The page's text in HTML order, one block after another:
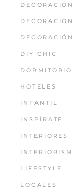
DIY CHIC
HOTELES
INFANTIL
INSPÍRATE
INTERIORES
LIFESTYLE
LOCALES